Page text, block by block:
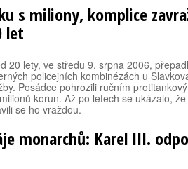
s miliony, komplice
let
20 lety, ve středu 9. srpna 2006,
policejních kombinézách u
Posádce pohrozili ručním
korun. Až po letech se ukázalo,
se ho vraždou.
monarchů: Karel III.